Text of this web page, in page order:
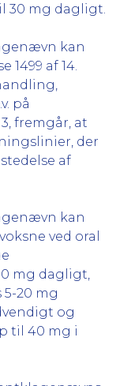
30 mg dagligt.
kan
1499 af 14.
på
fremgår, at
der
af
kan
ved oral
mg dagligt,
20 mg
og
til 40 mg i